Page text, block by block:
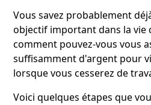
Vous savez probablement
objectif important dans la vie
comment pouvez-vous vous
suffisamment d'argent pour
lorsque vous cesserez de
Voici quelques étapes que